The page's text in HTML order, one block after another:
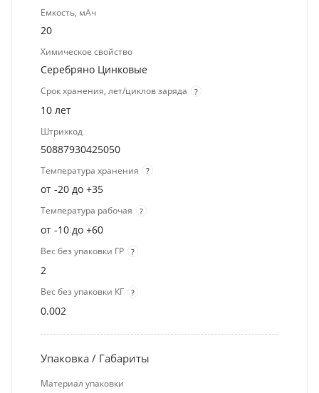
Емкость, мАч
20
Химическое свойство
Серебряно Цинковые
Срок хранения, лет/циклов заряда ?
10 лет
Штрихкод
50887930425050
Температура хранения ?
от -20 до +35
Температура рабочая ?
от -10 до +60
Вес без упаковки ГР ?
2
Вес без упаковки КГ ?
0.002
Упаковка / Габариты
Материал упаковки